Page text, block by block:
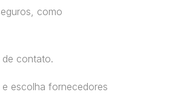
como
de contato.
escolha fornecedores